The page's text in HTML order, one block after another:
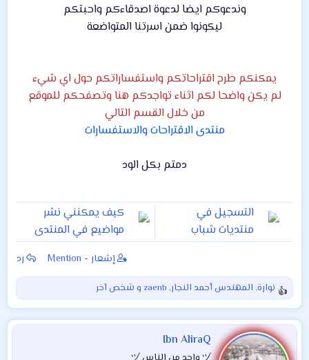
وندعوكم ايضا لدعوة اصدقاءكم واحبتكم
ليكونوا ضمن اسرتنا المتواضعة
يمكنكم طرح اقتراحاتكم واستفساراتكم حول اي شيء
لم يكن واضحا لكم اثناء تواجدكم هنا وتصفحكم للموقع
من خلال القسم التالي
منتدى الاقتراحات والاستفسارات
دمتم بكل الود
التسجيل في
منتديات شباب
الرافدين
كيف يمكنني نشر
مواضيع في المنتدى
والرد على الاعضاء
إشعار - Mention رد
ا
ل
ت
ف
ا
نوارة, المهندس أحمد النجار,
zaenb و شخص آخر
Ibn AliraQ